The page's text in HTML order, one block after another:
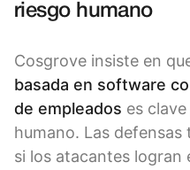
riesgo humano
Cosgrove insiste en
basada en software
de empleados es
humano. Las
si los atacantes